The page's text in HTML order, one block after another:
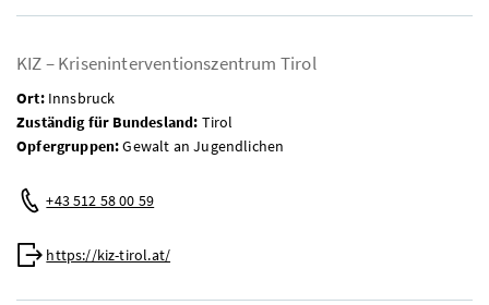
KIZ – Kriseninterventionszentrum Tirol
Ort:Innsbruck
Zuständig für Bundesland: Tirol
Opfergruppen:Gewalt an Jugendlichen
Telefon:
+43 512 58 00 59
Web:
https://kiz-tirol.at/